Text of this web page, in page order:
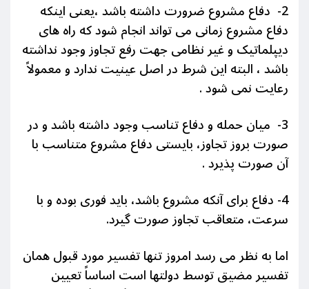
2- دفاع مشروع ضرورت داشته باشد ،یعنی اینکه
دفاع مشروع زمانی می تواند انجام شود که راه های
دیپلماتیک و غیر نظامی جهت رفع تجاوز وجود نداشته
باشد ، البته این شرط در اصل عینیت ندارد و معمولاً
رعایت نمی شود .
3- میان حمله و دفاع تناسب وجود داشته باشد و در
صورت بروز تجاوز، بایستی دفاع مشروع متناسب با
آن صورت پذیرد .
4- دفاع برای آنکه مشروع باشد، باید فوری بوده و با
سرعت، متعاقب تجاوز صورت گیرد.
اما به نظر می رسد امروز تنها تفسیر مورد قبول همان
تفسیر مضیق توسط دولتها است اساساً تعیین